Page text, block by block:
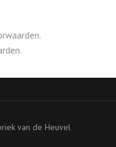
van de Heuvel